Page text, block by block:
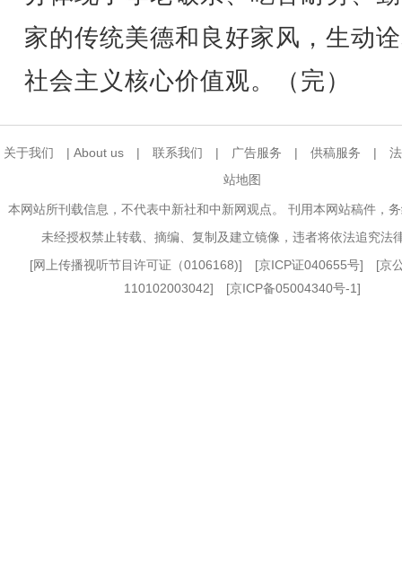
家的传统美德和良好家风，生动
社会主义核心价值观。（完）
关于我们 | About us | 联系我们 | 广告服务 | 供稿服务 |
站地图
本网站所刊载信息，不代表中新社和中新网观点。 刊用本网站稿件，
未经授权禁止转载、摘编、复制及建立镜像，违者将依法追究法
[网上传播视听节目许可证（0106168)] [京ICP证040655号] [京
110102003042] [京ICP备05004340号-1]